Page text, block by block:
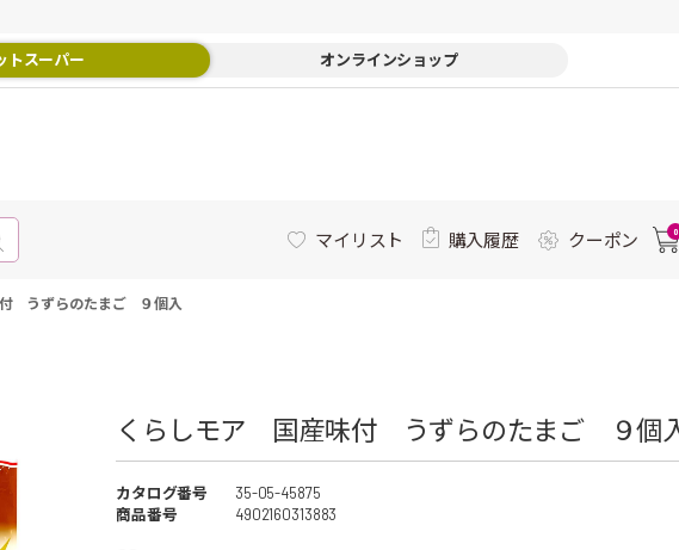
トスーパー オンラインショップ
マイリスト 購入履歴 クーポン 0
うずらのたまご ９個入
くらしモア 国産味付 うずらのたまご ９個
カタログ番号
35-05-45875
商品番号
4902160313883